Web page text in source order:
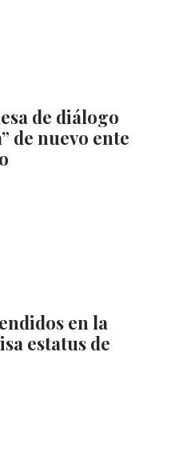
de diálogo
de nuevo ente
en la
estatus de